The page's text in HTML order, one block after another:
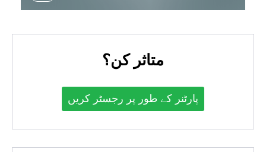
متاثر کن؟
پارٹنر کے طور پر رجسٹر کریں